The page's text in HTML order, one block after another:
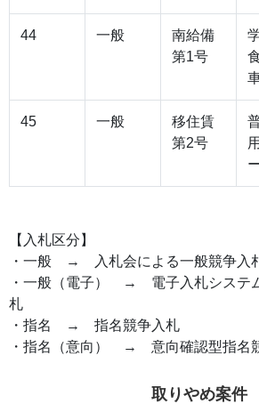
44 一般
南給備
第1号
45 一般
移住賃
第2号
【入札区分】
・一般 → 入札会による一般競争入
・一般（電子） → 電子入札システ
札
・指名 → 指名競争入札
・指名（意向） → 意向確認型指名
取りやめ案件